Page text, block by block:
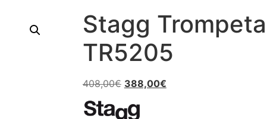
Stagg
TR5205
408,00€ 388,00€